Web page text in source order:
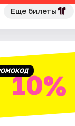
Еще билеты
10%